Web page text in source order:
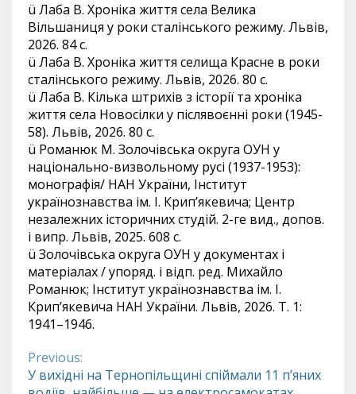
ü Лаба В. Хроніка життя села Велика
Вільшаниця у роки сталінського режиму. Львів,
2026. 84 с.
ü Лаба В. Хроніка життя селища Красне в роки
сталінського режиму. Львів, 2026. 80 с.
ü Лаба В. Кілька штрихів з історії та хроніка
життя села Новосілки у післявоєнні роки (1945-
58). Львів, 2026. 80 с.
ü Романюк М. Золочівська округа ОУН у
національно-визвольному русі (1937-1953):
монографія/ НАН України, Інститут
українознавства ім. І. Крип’якевича; Центр
незалежних історичних студій. 2-ге вид., допов.
і випр. Львів, 2025. 608 с.
ü Золочівська округа ОУН у документах і
матеріалах / упоряд. і відп. ред. Михайло
Романюк; Інститут українознавства ім. І.
Крип’якевича НАН України. Львів, 2026. Т. 1:
1941–1946.
Continue
Previous:
У вихідні на Тернопільщині спіймали 11 п’яних